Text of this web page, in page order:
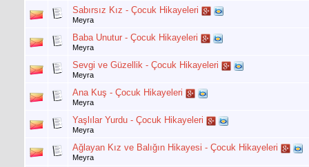
Sabırsız Kız - Çocuk Hikayeleri
Meyra
Baba Unutur - Çocuk Hikayeleri
Meyra
Sevgi ve Güzellik - Çocuk Hikayeleri
Meyra
Ana Kuş - Çocuk Hikayeleri
Meyra
Yaşlılar Yurdu - Çocuk Hikayeleri
Meyra
Ağlayan Kız ve Balığın Hikayesi - Çocuk Hikayeleri
Meyra